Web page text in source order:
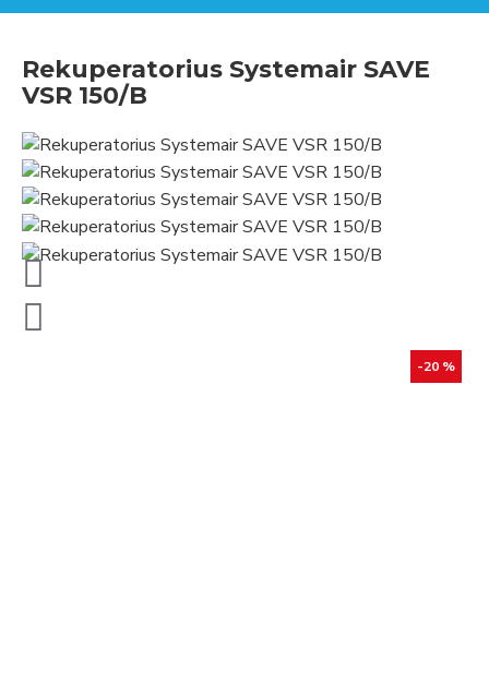
Rekuperatorius Systemair SAVE
VSR 150/B
-20 %